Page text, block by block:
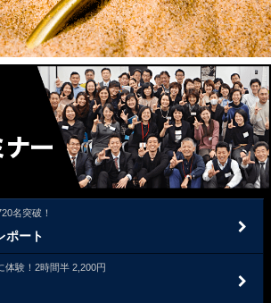
名突破！
ポート
体験！ 2時間半 2,200円